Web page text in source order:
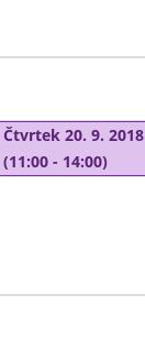
Čtvrtek 20. 9. 2018
(11:00 - 14:00)